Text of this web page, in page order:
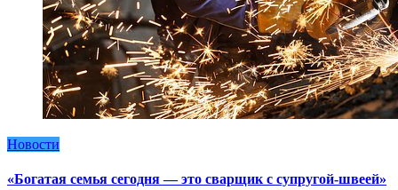
Новости
«Богатая семья сегодня — это сварщик с супругой-швеей»